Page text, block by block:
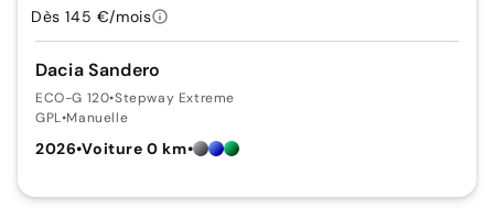
Dacia Sandero
ECO-G 120•Stepway Extreme
GPL•Manuelle
2026•Voiture 0 km•
Dès 145 €/mois